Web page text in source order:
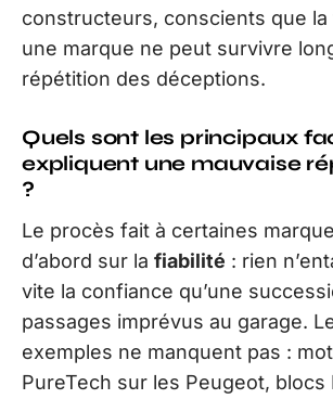
constructeurs, conscients que la
une marque ne peut survivre
répétition des déceptions.
Quels sont les principaux
expliquent une mauvaise
?
Le procès fait à certaines
d’abord sur la fiabilité : rien
vite la confiance qu’une
passages imprévus au garage.
exemples ne manquent pas :
PureTech sur les Peugeot, blocs